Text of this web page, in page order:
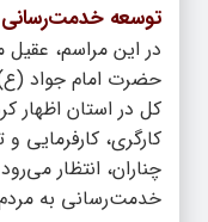
توسعه خدمت‌رسانی
در این مراسم،
حضرت امام جواد
کل در استان اظهار
کارگری، کارفرمایی
چناران، انتظار
خدمت‌رسانی به مردم